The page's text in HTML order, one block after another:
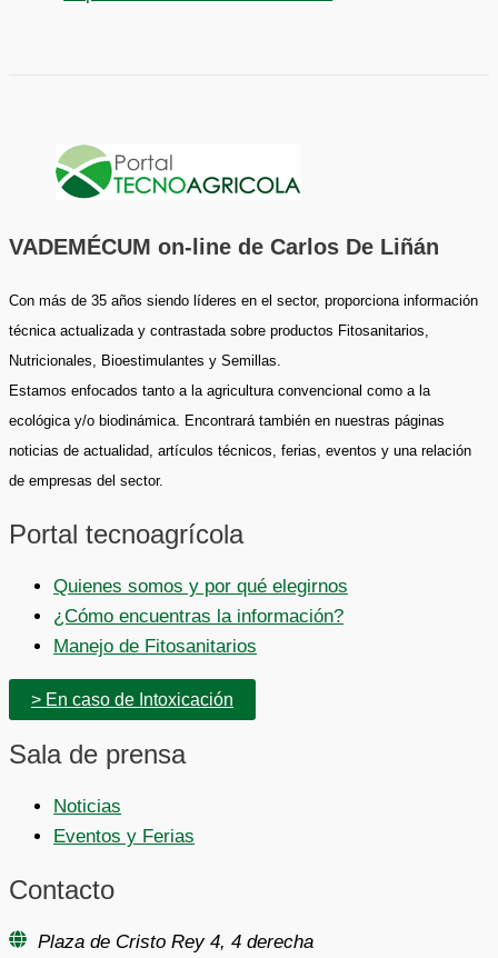
VADEMÉCUM on-line de Carlos De Liñán
Con más de 35 años siendo líderes en el sector, proporciona información
técnica actualizada y contrastada sobre productos Fitosanitarios,
Nutricionales, Bioestimulantes y Semillas.
Estamos enfocados tanto a la agricultura convencional como a la
ecológica y/o biodinámica. Encontrará también en nuestras páginas
noticias de actualidad, artículos técnicos, ferias, eventos y una relación
de empresas del sector.
Portal tecnoagrícola
Quienes somos y por qué elegirnos
¿Cómo encuentras la información?
Manejo de Fitosanitarios
> En caso de Intoxicación
Sala de prensa
Noticias
Eventos y Ferias
Contacto
Plaza de Cristo Rey 4, 4 derecha